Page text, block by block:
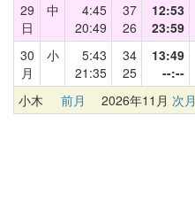
29
日
中
4:45
20:49
37
26
12:53
23:59
30
月
小
5:43
21:35
34
25
13:49
--:--
小木 前月 2026年11月 次月